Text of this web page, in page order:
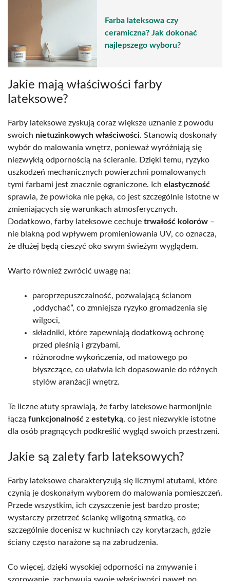
Farba lateksowa czy
ceramiczna? Jak dokonać
najlepszego wyboru?
Jakie mają właściwości farby
lateksowe?
Farby lateksowe zyskują coraz większe uznanie z powodu
swoich nietuzinkowych właściwości. Stanowią doskonały
wybór do malowania wnętrz, ponieważ wyróżniają się
niezwykłą odpornością na ścieranie. Dzięki temu, ryzyko
uszkodzeń mechanicznych powierzchni pomalowanych
tymi farbami jest znacznie ograniczone. Ich elastyczność
sprawia, że powłoka nie pęka, co jest szczególnie istotne w
zmieniających się warunkach atmosferycznych.
Dodatkowo, farby lateksowe cechuje trwałość kolorów –
nie blakną pod wpływem promieniowania UV, co oznacza,
że dłużej będą cieszyć oko swym świeżym wyglądem.
Warto również zwrócić uwagę na:
paroprzepuszczalność, pozwalającą ścianom
„oddychać”, co zmniejsza ryzyko gromadzenia się
wilgoci,
składniki, które zapewniają dodatkową ochronę
przed pleśnią i grzybami,
różnorodne wykończenia, od matowego po
błyszczące, co ułatwia ich dopasowanie do różnych
stylów aranżacji wnętrz.
Te liczne atuty sprawiają, że farby lateksowe harmonijnie
łączą funkcjonalność z estetyką, co jest niezwykle istotne
dla osób pragnących podkreślić wygląd swoich przestrzeni.
Jakie są zalety farb lateksowych?
Farby lateksowe charakteryzują się licznymi atutami, które
czynią je doskonałym wyborem do malowania pomieszczeń.
Przede wszystkim, ich czyszczenie jest bardzo proste;
wystarczy przetrzeć ściankę wilgotną szmatką, co
szczególnie docenisz w kuchniach czy korytarzach, gdzie
ściany często narażone są na zabrudzenia.
Co więcej, dzięki wysokiej odporności na zmywanie i